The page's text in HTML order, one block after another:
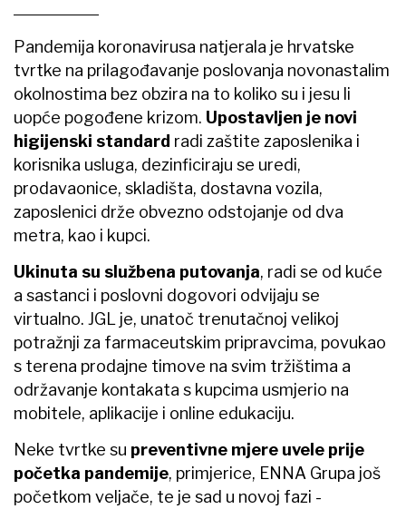
Pandemija koronavirusa natjerala je hrvatske
tvrtke na prilagođavanje poslovanja novonastalim
okolnostima bez obzira na to koliko su i jesu li
uopće pogođene krizom. Upostavljen je novi
higijenski standard radi zaštite zaposlenika i
korisnika usluga, dezinficiraju se uredi,
prodavaonice, skladišta, dostavna vozila,
zaposlenici drže obvezno odstojanje od dva
metra, kao i kupci.
Ukinuta su službena putovanja, radi se od kuće
a sastanci i poslovni dogovori odvijaju se
virtualno. JGL je, unatoč trenutačnoj velikoj
potražnji za farmaceutskim pripravcima, povukao
s terena prodajne timove na svim tržištima a
održavanje kontakata s kupcima usmjerio na
mobitele, aplikacije i online edukaciju.
Neke tvrtke su preventivne mjere uvele prije
početka pandemije, primjerice, ENNA Grupa još
početkom veljače, te je sad u novoj fazi -